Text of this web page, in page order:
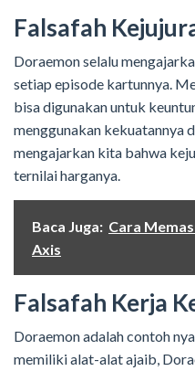
Falsafah
Doraemon selalu
setiap episode kartunnya.
bisa digunakan untuk
menggunakan kekuatannya
mengajarkan kita bahwa
ternilai harganya.
Baca Juga: Cara
Axis
Falsafah Kerja
Doraemon adalah contoh
memiliki alat-alat ajaib,